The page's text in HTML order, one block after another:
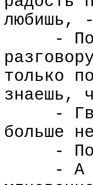
любишь,
-
только
знаешь,
-
больше
-
- А